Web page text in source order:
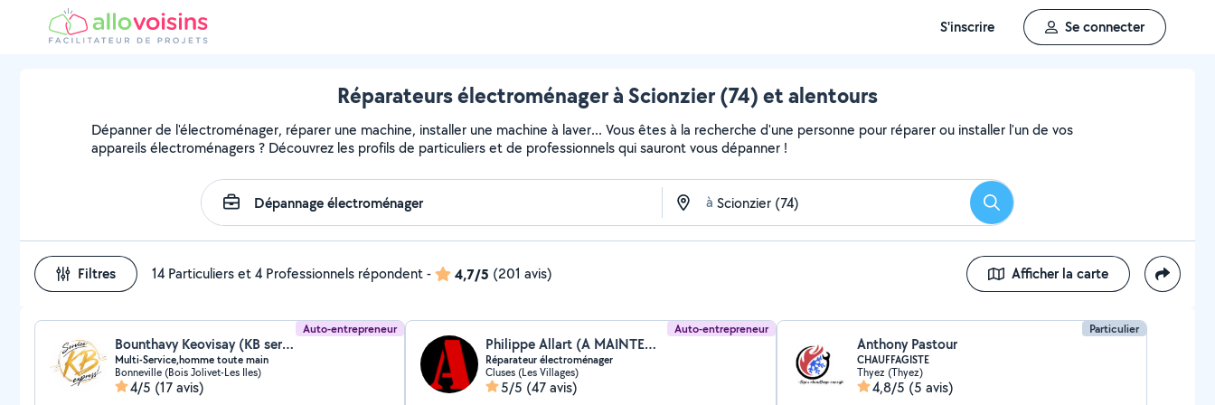
S'inscrire Se connecter
Réparateurs électroménager à Scionzier (74) et alentours
Dépanner de l'électroménager, réparer une machine, installer une machine à laver... Vous êtes à la recherche d'une personne pour réparer ou installer l'un de vos
appareils électroménagers ? Découvrez les profils de particuliers et de professionnels qui sauront vous dépanner !
à Rechercher
Filtres 14 Particuliers et 4 Professionnels répondent- 4,7/5 (201 avis) Afficher la carte
Auto-entrepreneur
Bounthavy Keovisay (KB services Express)
Multi-Service,homme toute main
Bonneville (Bois Jolivet-Les Iles)
4/5 (17 avis)
Auto-entrepreneur
Philippe Allart (A MAINTENANCE)
Réparateur électroménager
Cluses (Les Villages)
5/5 (47 avis)
Particulier
Anthony Pastour
CHAUFFAGISTE
Thyez (Thyez)
4,8/5 (5 avis)